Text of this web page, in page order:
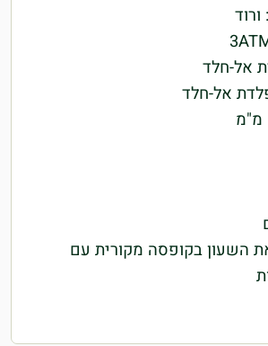
אל-חלד
אל-חלד
השעון בקופסה מקורית עם